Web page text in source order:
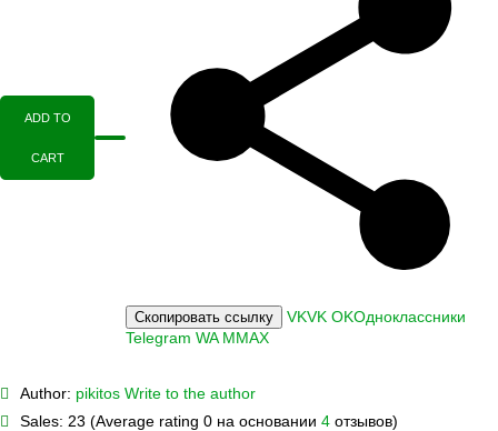
ADD TO
CART
Скопировать ссылку VKVK OKОдноклассники
Telegram WA MMAX
Author: pikitos Write to the author
Sales: 23 (Average rating 0 на основании 4 отзывов)